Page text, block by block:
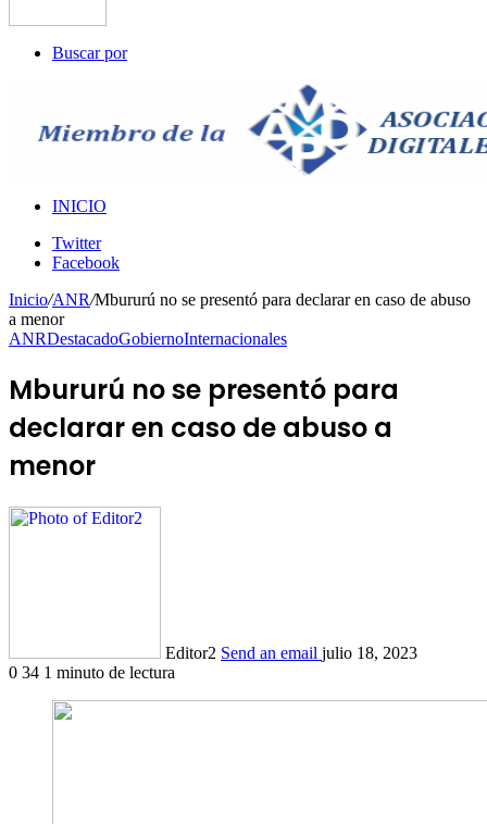
Buscar por
INICIO
Twitter
Facebook
Inicio/ANR/Mbururú no se presentó para declarar en caso de abuso
a menor
ANRDestacadoGobiernoInternacionales
Mbururú no se presentó para
declarar en caso de abuso a
menor
Editor2 Send an email julio 18, 2023
0 34 1 minuto de lectura